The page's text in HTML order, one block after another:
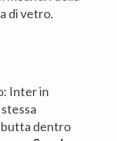
di vetro.
Inter in
butta dentro